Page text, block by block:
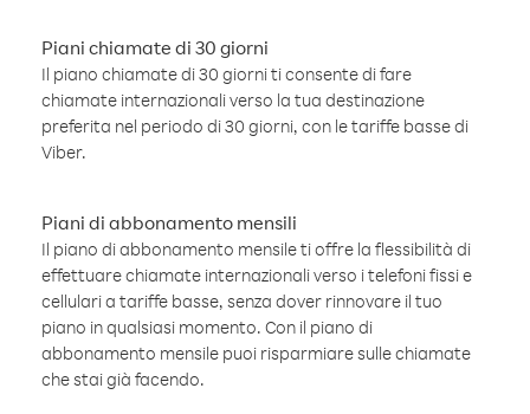
Piani chiamate di 30 giorni
Il piano chiamate di 30 giorni ti consente di fare
chiamate internazionali verso la tua destinazione
preferita nel periodo di 30 giorni, con le tariffe basse di
Viber.
Piani di abbonamento mensili
Il piano di abbonamento mensile ti offre la flessibilità di
effettuare chiamate internazionali verso i telefoni fissi e
cellulari a tariffe basse, senza dover rinnovare il tuo
piano in qualsiasi momento. Con il piano di
abbonamento mensile puoi risparmiare sulle chiamate
che stai già facendo.